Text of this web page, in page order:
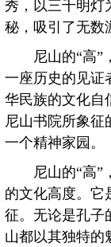
秀，以三千明灯
秘，吸引了无数
尼山的“高”，
一座历史的见证
华民族的文化自
尼山书院所象征
一个精神家园。
尼山的“高”，
的文化高度。它
征。无论是孔子
山都以其独特的